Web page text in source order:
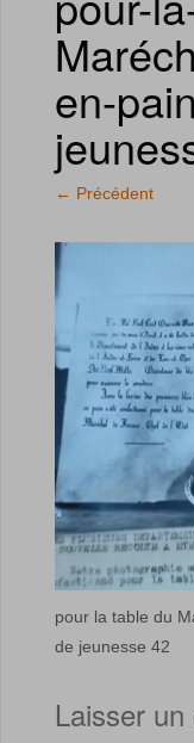
en-
← Précédent
pour la table du
de jeunesse 42
Laisser